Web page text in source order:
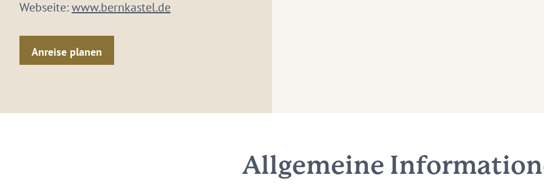
Webseite:www.bernkastel.de
Anreise planen
Allgemeine